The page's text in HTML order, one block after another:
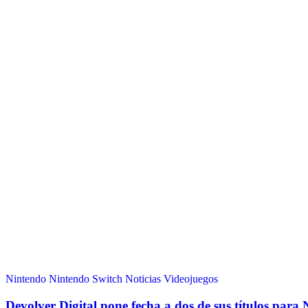
Nintendo Nintendo Switch Noticias Videojuegos